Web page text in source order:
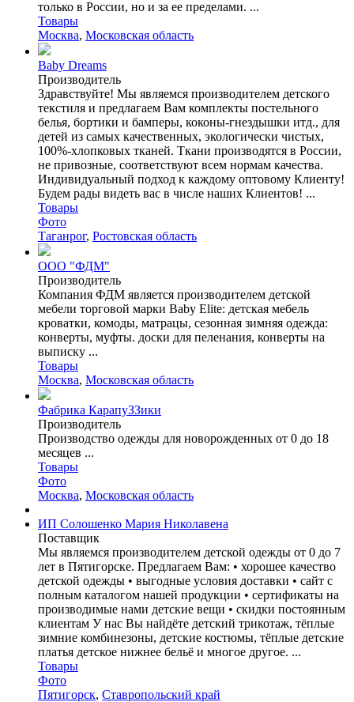
только в России, но и за ее пределами. ...
Товары
Москва, Московская область
Baby Dreams
Производитель
Здравствуйте! Мы являемся производителем детского
текстиля и предлагаем Вам комплекты постельного
белья, бортики и бамперы, коконы-гнездышки итд., для
детей из самых качественных, экологически чистых,
100%-хлопковых тканей. Ткани производятся в России,
не привозные, соответствуют всем нормам качества.
Индивидуальный подход к каждому оптовому Клиенту!
Будем рады видеть вас в числе наших Клиентов! ...
Товары
Фото
Таганрог, Ростовская область
ООО "ФДМ"
Производитель
Компания ФДМ является производителем детской
мебели торговой марки Baby Elite: детская мебель
кроватки, комоды, матрацы, сезонная зимняя одежда:
конверты, муфты. доски для пеленания, конверты на
выписку ...
Товары
Москва, Московская область
Фабрика КарапуЗЗики
Производитель
Производство одежды для новорожденных от 0 до 18
месяцев ...
Товары
Фото
Москва, Московская область
ИП Солошенко Мария Николавена
Поставщик
Мы являемся производителем детской одежды от 0 до 7
лет в Пятигорске. Предлагаем Вам: • хорошее качество
детской одежды • выгодные условия доставки • сайт с
полным каталогом нашей продукции • сертификаты на
производимые нами детские вещи • скидки постоянным
клиентам У нас Вы найдёте детский трикотаж, тёплые
зимние комбинезоны, детские костюмы, тёплые детские
платья детское нижнее бельё и многое другое. ...
Товары
Фото
Пятигорск, Ставропольский край